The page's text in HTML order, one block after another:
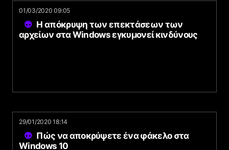
01/03/2020 09:05
Η απόκρυψη των επεκτάσεων των
αρχείων στα Windows εγκυμονεί κινδύνους
29/01/2020 18:14
Πώς να αποκρύψετε ένα φάκελο στα
Windows 10